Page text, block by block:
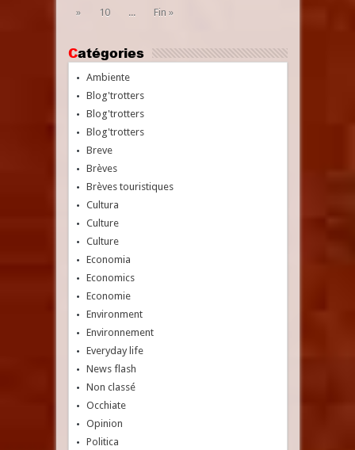
»
10 ... Fin »
Catégories
Ambiente
Blog'trotters
Blog'trotters
Blog'trotters
Breve
Brèves
Brèves touristiques
Cultura
Culture
Culture
Economia
Economics
Economie
Environment
Environnement
Everyday life
News flash
Non classé
Occhiate
Opinion
Politica